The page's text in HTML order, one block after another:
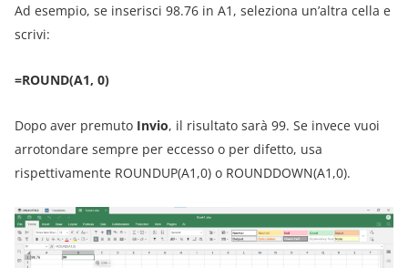
Ad esempio, se inserisci 98.76 in A1, seleziona un’altra cella e
scrivi:
=ROUND(A1, 0)
Dopo aver premuto Invio, il risultato sarà 99. Se invece vuoi
arrotondare sempre per eccesso o per difetto, usa
rispettivamente ROUNDUP(A1,0) o ROUNDDOWN(A1,0).